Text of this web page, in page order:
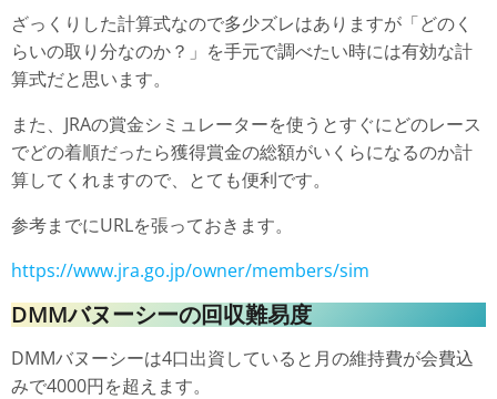
ざっくりした計算式なので多少ズレはありますが「どのく
らいの取り分なのか？」を手元で調べたい時には有効な計
算式だと思います。
また、JRAの賞金シミュレーターを使うとすぐにどのレース
でどの着順だったら獲得賞金の総額がいくらになるのか計
算してくれますので、とても便利です。
参考までにURLを張っておきます。
https://www.jra.go.jp/owner/members/sim
DMMバヌーシーの回収難易度
DMMバヌーシーは4口出資していると月の維持費が会費込
みで4000円を超えます。